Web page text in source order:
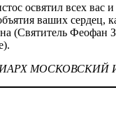
освятил всех вас и
ваших сердец,
(Святитель Феофан
МОСКОВСКИЙ